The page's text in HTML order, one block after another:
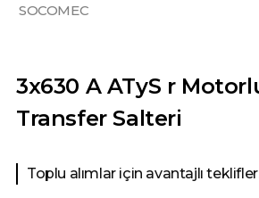
SOCOMEC
3x630 A ATyS r
Transfer Salteri
Toplu alımlar için avantajlı